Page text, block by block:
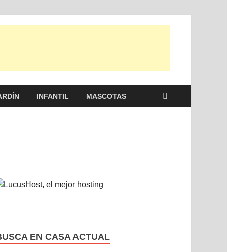
INFANTIL MASCOTAS
EN CASA ACTUAL